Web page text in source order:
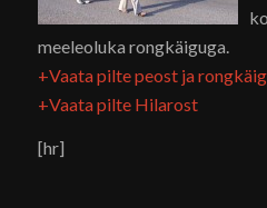
meeleoluka rongkäiguga.
+Vaata pilte peost ja
+Vaata pilte Hilarost
[hr]